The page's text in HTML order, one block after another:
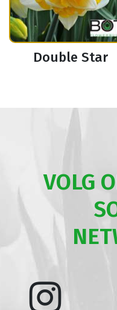
Double Star
VOLG